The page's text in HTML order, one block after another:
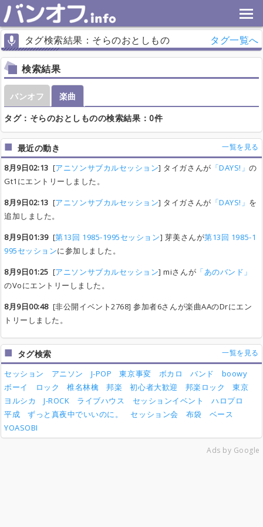
タグ検索結果：そらのおとしもの タグ一覧へ
検索結果
バンオフ
楽曲
タグ：そらのおとしものの検索結果：0件
最近の動き 一覧を見る
8月9日02:13 [アニソンサブカルセッション] タイガさんが 「DAYS!」の
Gt1にエントリーしました。
8月9日02:13 [アニソンサブカルセッション] タイガさんが 「DAYS!」 を
追加しました。
8月9日01:39[第13回 1985-1995セッション] 芽美さんが第13回 1985-1
995セッションに参加しました。
8月9日01:25 [アニソンサブカルセッション] miさんが 「あのバンド」
のVoにエントリーしました。
8月9日00:48[非公開イベント2768] 参加者6さんが楽曲AAのDrにエン
トリーしました。
タグ検索 一覧を見る
セッション アニソン J-POP 東京事変 ボカロ バンド
boowy
ボーイ
ロック 椎名林檎 邦楽 初心者大歓迎 邦楽ロック
東京
ヨルシカ
J-ROCK ライブハウス セッションイベント
ハロプロ
平成
ずっと真夜中でいいのに。 セッション会 布袋
ベース
YOASOBI
Ads by Google